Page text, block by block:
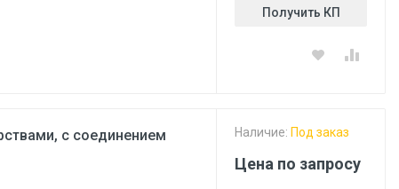
Получить КП
с соединением
Наличие: Под заказ
Цена по запросу